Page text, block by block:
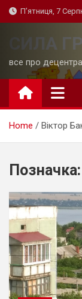
Skip
to
П’ятниця, 7
СИЛА
все про
Home Віктор
Позначка: